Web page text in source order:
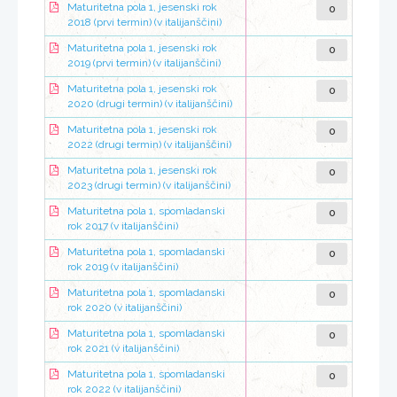
Maturitetna pola 1, jesenski rok
2018 (prvi termin) (v italijanščini)
0
Maturitetna pola 1, jesenski rok
2019 (prvi termin) (v italijanščini)
0
Maturitetna pola 1, jesenski rok
2020 (drugi termin) (v italijanščini)
0
Maturitetna pola 1, jesenski rok
2022 (drugi termin) (v italijanščini)
0
Maturitetna pola 1, jesenski rok
2023 (drugi termin) (v italijanščini)
0
Maturitetna pola 1, spomladanski
rok 2017 (v italijanščini)
0
Maturitetna pola 1, spomladanski
rok 2019 (v italijanščini)
0
Maturitetna pola 1, spomladanski
rok 2020 (v italijanščini)
0
Maturitetna pola 1, spomladanski
rok 2021 (v italijanščini)
0
Maturitetna pola 1, spomladanski
rok 2022 (v italijanščini)
0